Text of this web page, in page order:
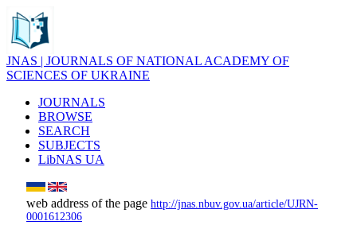
JNAS | JOURNALS OF NATIONAL ACADEMY OF
SCIENCES OF UKRAINE
JOURNALS
BROWSE
SEARCH
SUBJECTS
LibNAS UA
web address of the page http://jnas.nbuv.gov.ua/article/UJRN-
0001612306